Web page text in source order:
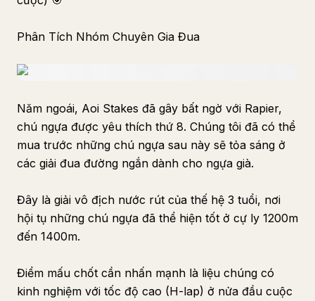
Phân Tích Nhóm Chuyên Gia Đua
Năm ngoái, Aoi Stakes đã gây bất ngờ với Rapier,
chú ngựa được yêu thích thứ 8. Chúng tôi đã có thể
mua trước những chú ngựa sau này sẽ tỏa sáng ở
các giải đua đường ngắn dành cho ngựa già.
Đây là giải vô địch nước rút của thế hệ 3 tuổi, nơi
hội tụ những chú ngựa đã thể hiện tốt ở cự ly 1200m
đến 1400m.
Điểm mấu chốt cần nhấn mạnh là liệu chúng có
kinh nghiệm với tốc độ cao (H-lap) ở nửa đầu cuộc